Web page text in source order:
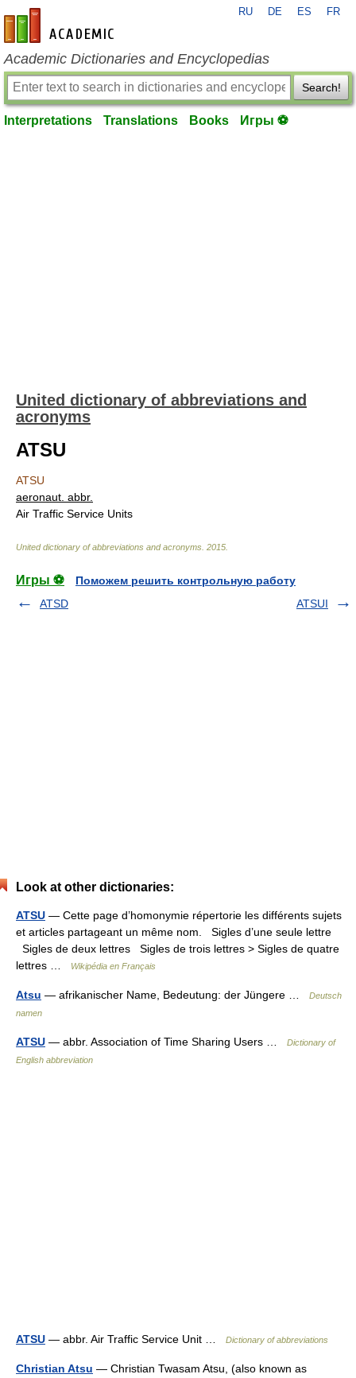
en-academic.com
RU DE ES FR
Academic Dictionaries and Encyclopedias
Search!
Interpretations Translations Books Игры ⚽
United dictionary of abbreviations and
acronyms
ATSU
ATSU
aeronaut. abbr.
Air Traffic Service Units
United dictionary of abbreviations and acronyms 2015
Игры ⚽
Поможем решить контрольную работу
ATSD
ATSUI
Look at other dictionaries:
ATSU — Cette page d’homonymie répertorie les différents sujets
et articles partageant un même nom. Sigles d’une seule lettre
Sigles de deux lettres Sigles de trois lettres > Sigles de quatre
lettres …
Wikipédia en Français
Atsu — afrikanischer Name, Bedeutung: der Jüngere …
Deutsch
namen
ATSU — abbr. Association of Time Sharing Users …
Dictionary of
English abbreviation
ATSU — abbr. Air Traffic Service Unit … Dictionary of abbreviations
Christian Atsu — Christian Twasam Atsu, (also known as